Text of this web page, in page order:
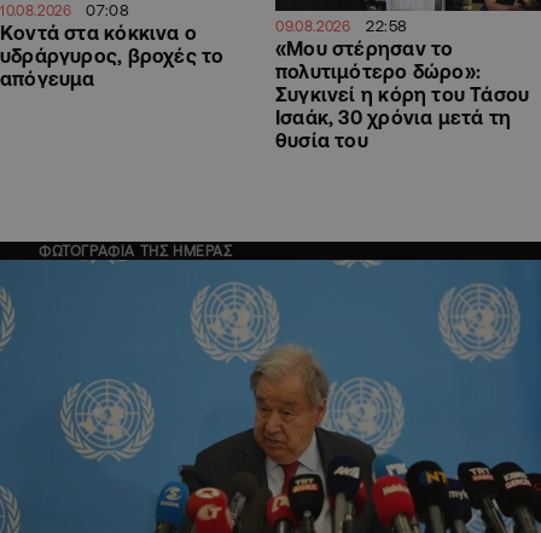
10.08.2026 07:08
Κοντά στα κόκκινα ο
υδράργυρος, βροχές το
απόγευμα
09.08.2026 22:58
«Μου στέρησαν το
πολυτιμότερο δώρο»:
Συγκινεί η κόρη του Τάσου
Ισαάκ, 30 χρόνια μετά τη
θυσία του
ΦΩΤΟΓΡΑΦΙΑ ΤΗΣ ΗΜΕΡΑΣ